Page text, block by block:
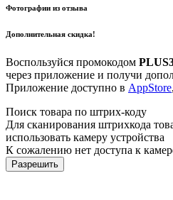
Фотографии из отзыва
Дополнительная скидка!
Воспользуйся промокодом
через приложение и получи
Приложение доступно в AppStore,
Поиск товара по штрих-коду
Для сканирования штрихкода
использовать камеру устройства
К сожалению нет доступа к
Разрешить